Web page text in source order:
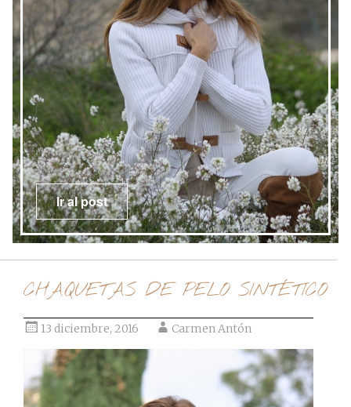
Ir al post
CHAQUETAS DE PELO SINTÉTICO
13 diciembre, 2016 Carmen Antón